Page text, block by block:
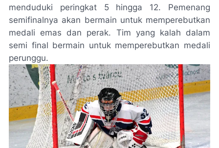
menduduki peringkat 5 hingga 12. Pemenang
semifinalnya akan bermain untuk memperebutkan
medali emas dan perak. Tim yang kalah dalam
semi final bermain untuk memperebutkan medali
perunggu.